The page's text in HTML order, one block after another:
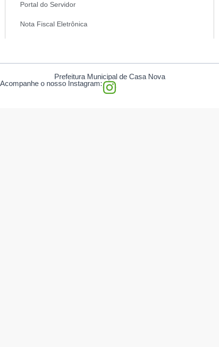
Portal do Servidor
Nota Fiscal Eletrônica
Prefeitura Municipal de Casa Nova
I
Acompanhe o nosso Instagram: